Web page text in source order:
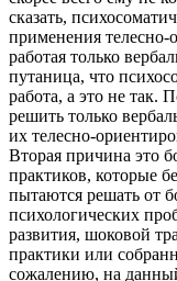
сказать,
применения телесно-
работая только
путаница, что
работа, а это не так.
решить только
их телесно-
Вторая причина это
практиков, которые
пытаются решать от
психологических
развития, шоковой
практики или
сожалению, на